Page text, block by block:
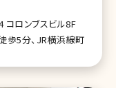
ロンブスビル8F
歩5分、JR横浜線町